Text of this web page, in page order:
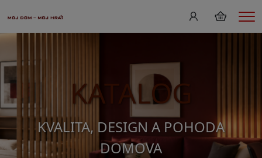
KATALOG
KVALITA, DESIGN A POHODA
DOMOVA